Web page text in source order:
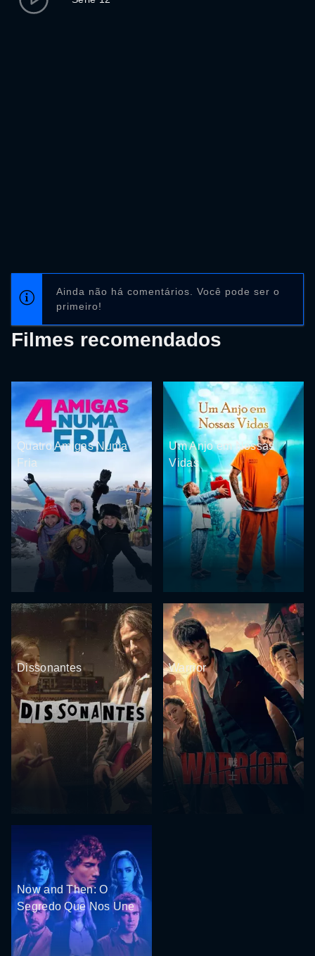
Ainda não há comentários. Você pode ser o
primeiro!
Filmes recomendados
Quatro Amigas Numa
Fria
Um Anjo em Nossas
Vidas
Dissonantes Warrior
Now and Then: O
Segredo Que Nos Une